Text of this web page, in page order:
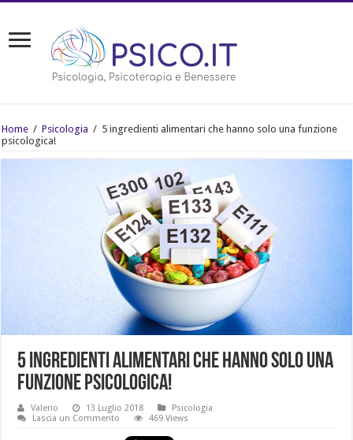
Home / Psicologia / 5 ingredienti alimentari che hanno solo una funzione
psicologica!
5 ingredienti alimentari che hanno solo una
funzione psicologica!
Valerio 13 Luglio 2018
Psicologia
Lascia un Commento
469 Views